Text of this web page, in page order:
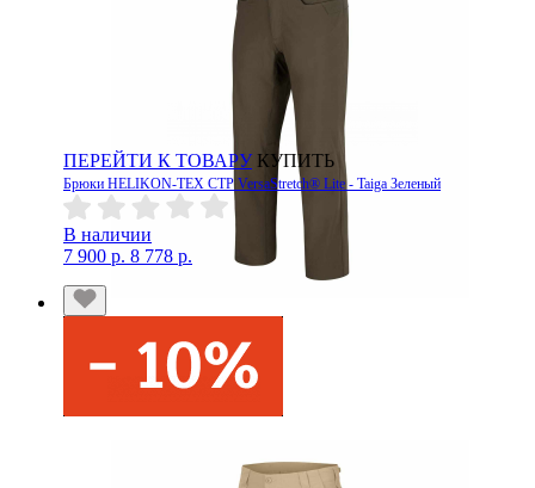
ПЕРЕЙТИ К ТОВАРУ КУПИТЬ
Брюки HELIKON-TEX CTP VersaStretch® Lite - Taiga Зеленый
В наличии
7 900 р. 8 778 р.